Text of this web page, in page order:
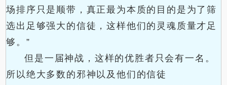
场排序只是顺带，真正最为本质的目的是为了筛
选出足够强大的信徒，这样他们的灵魂质量才足
够。”
但是一届神战，这样的优胜者只会有一名。
所以绝大多数的邪神以及他们的信徒